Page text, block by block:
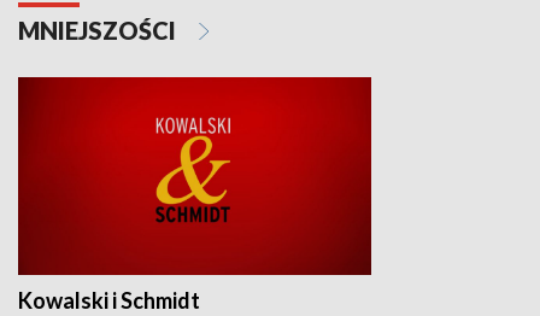
MNIEJSZOŚCI
Kowalski i Schmidt